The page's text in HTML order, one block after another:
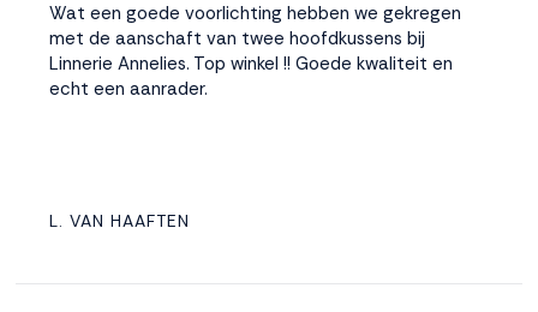
Wat een goede voorlichting hebben we gekregen
met de aanschaft van twee hoofdkussens bij
Linnerie Annelies. Top winkel !! Goede kwaliteit en
echt een aanrader.
L. VAN HAAFTEN